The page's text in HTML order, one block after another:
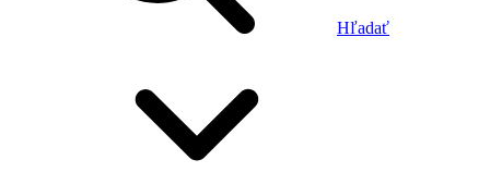
Hľadať